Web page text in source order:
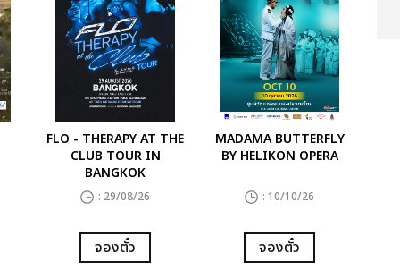
FLO - THERAPY AT THE
CLUB TOUR IN
BANGKOK
: 29/08/26
จองตั๋ว
MADAMA BUTTERFLY
BY HELIKON OPERA
: 10/10/26
จองตั๋ว